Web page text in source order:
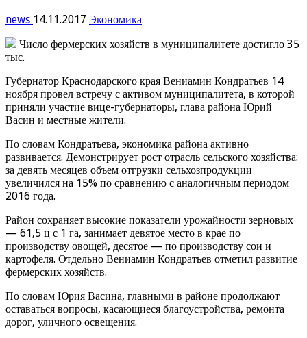
news 14.11.2017 Экономика
Число фермерских хозяйств в муниципалитете достигло 35
тыс.
Губернатор Краснодарского края Вениамин Кондратьев 14
ноября провел встречу с активом муниципалитета, в которой
приняли участие вице-губернаторы, глава района Юрий
Васин и местные жители.
По словам Кондратьева, экономика района активно
развивается. Демонстрирует рост отрасль сельского хозяйства:
за девять месяцев объем отгрузки сельхозпродукции
увеличился на 15% по сравнению с аналогичным периодом
2016 года.
Район сохраняет высокие показатели урожайности зерновых
— 61,5 ц с 1 га, занимает девятое место в крае по
производству овощей, десятое — по производству сои и
картофеля. Отдельно Вениамин Кондратьев отметил развитие
фермерских хозяйств.
По словам Юрия Васина, главными в районе продолжают
оставаться вопросы, касающиеся благоустройства, ремонта
дорог, уличного освещения.